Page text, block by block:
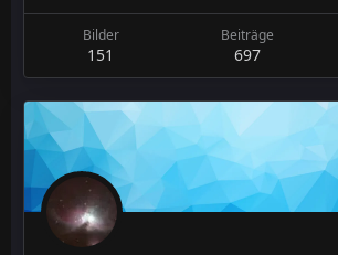
Bilder
151
Beiträge
697